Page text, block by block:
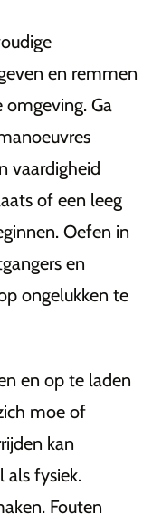
en remmen
omgeving. Ga
vaardigheid
of een leeg
Oefen in
en
ongelukken te
en op te laden
moe of
kan
als fysiek.
Fouten